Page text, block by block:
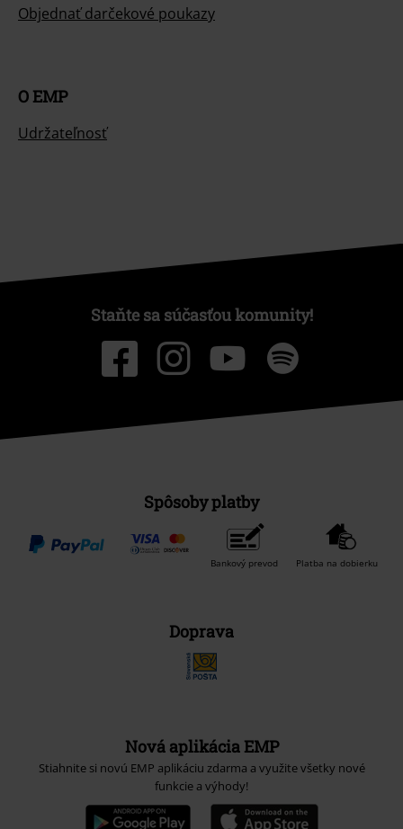
O EMP
Udržateľnosť
Staňte sa súčasťou komunity!
Spôsoby platby
Bankový prevod Platba na dobierku
Doprava
Nová aplikácia EMP
Stiahnite si novú EMP aplikáciu zdarma a využite všetky nové
funkcie a výhody!